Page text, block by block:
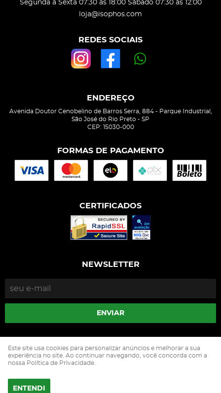
Segunda á Sexta 07:30 ás 18:00 Sábado 07:30 ás 12:00
loja@isophos.com
REDES SOCIAIS
ENDEREÇO
Avenida Doutor Cenobelino de Barros Serra, 884- Parque Industrial,
São José do Rio Preto - SP
CEP: 15030-000
FORMAS DE PAGAMENTO
CERTIFICADOS
NEWSLETTER
ENVIAR
CNPJ: 05.500.229/0002-90
Este site usa cookies para personalizar anúncios e melhorar a sua
experiência no site. Ao continuar navegando, você concorda com a
nossa Política de Privacidade.
ENTENDI